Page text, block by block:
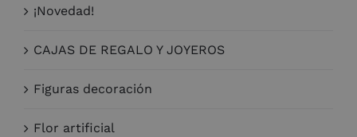
¡Novedad!
CAJAS DE REGALO Y JOYEROS
Figuras decoración
Flor artificial